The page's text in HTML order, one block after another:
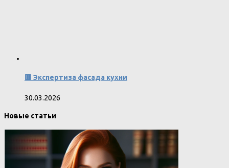
🟥 Экспертиза фасада кухни
30.03.2026
Новые статьи